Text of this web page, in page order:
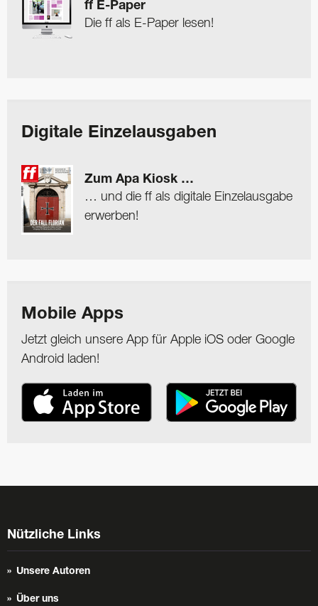
ff E-Paper
Die ff als E-Paper lesen!
Digitale Einzelausgaben
Zum Apa Kiosk …
… und die ff als digitale Einzelausgabe
erwerben!
Mobile Apps
Jetzt gleich unsere App für Apple iOS oder Google
Android laden!
Nützliche Links
Unsere Autoren
Über uns